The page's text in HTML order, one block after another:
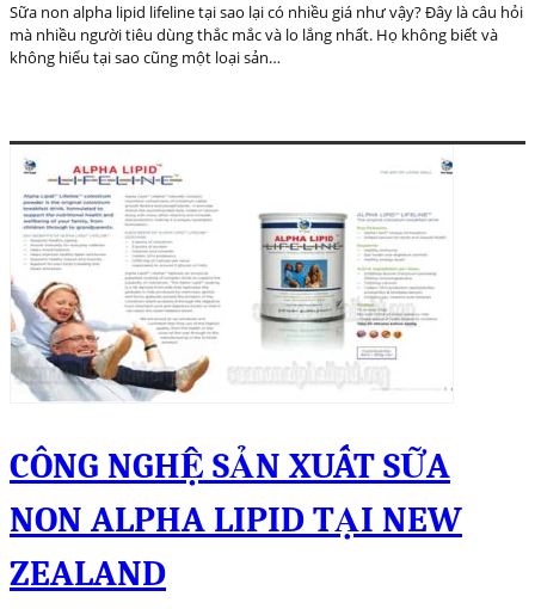
Sữa non alpha lipid lifeline tại sao lại có nhiều giá như vậy? Đây là câu hỏi
mà nhiều người tiêu dùng thắc mắc và lo lắng nhất. Họ không biết và
không hiểu tại sao cũng một loại sản…
CÔNG NGHỆ SẢN XUẤT SỮA
NON ALPHA LIPID TẠI NEW
ZEALAND